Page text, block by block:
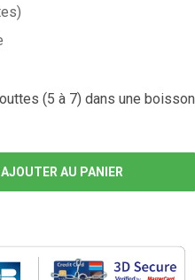
(5 à 7) dans une boisson
AJOUTER AU PANIER